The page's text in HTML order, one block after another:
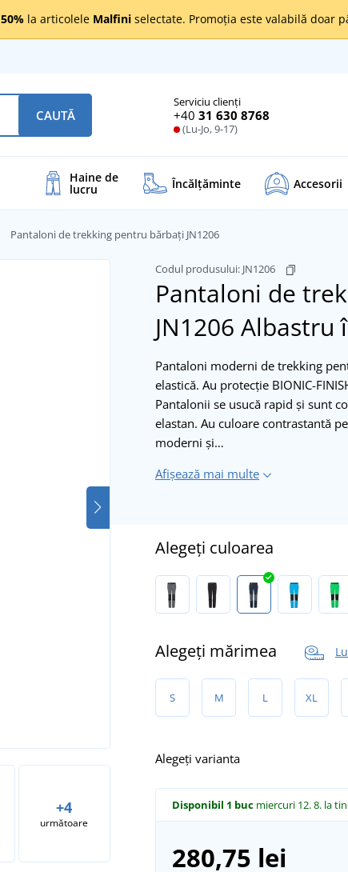
50% la articolele Malfini selectate. Promoția este valabilă doar
Serviciu clienți
+40 31 630 8768
(Lu-Jo, 9-17)
CAUTĂ
Haine de
lucru Încălţăminte Accesorii
Pantaloni de trekking pentru bărbați JN1206
Codul produsului: JN1206
Pantaloni de
JN1206 Albastru
+4
următoare
Pantaloni moderni de trekking
elastică. Au protecție BIONIC-
Pantalonii se usucă rapid și sunt
elastan. Au culoare contrastantă
moderni și…
Afișează mai multe
Alegeți culoarea
Alegeți mărimea
S M L XL
Alegeți varianta
Disponibil 1 buc miercuri 12. 8. la
280,75 lei